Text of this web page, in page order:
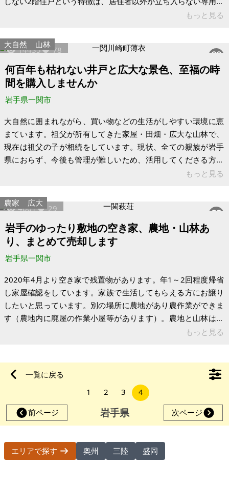
共用階段を創出。住まいと仕事の空間を美しく分けるSOHOや
なアプローチを演出します。 玄関を開ければ、そこはあなたの
創造性が花開くアトリエです。最も印象的なのは、26.8帖の広
大なLDKを照らすトップライトの存在。南東角住戸の3面採光に
加え、天窓から降り注ぐ自然光が、空間全体に穏やかな光と風
を届けます。お子様の
もっと見る
14435 78
大自然 山林
何百年も枯れない井戸と広大な景色、至福の時
間を購入しませんか
岩手県一関市
大自然に囲まれながら、買い物などの生活がしやすい環境に恵
まています。祖父が所有してきた家屋・田畑・広大な山林で、
現在は祖父の子が相続をしています。現状、全ての親族が岩手
県におらず、今後も管理が難しいため、活用してくださる方に
年7月に終え、山林判定で地目が変更予定です。2025年の春頃
には、行政からの正式書面が発行され、その後に非農地申請を
出せる状況となっています。もしも、畑を希望する方は、ゆく
ゆくその部分を復活させるとよいと思います。ただ、地目変更
が可能なほどに畑は、何年も手
もっと見る
4661 29
農家 広大
岩手のゆったり敷地の空き家、農地・山林あ
り、まとめて売却します
岩手県一関市
2020年4月より空き家で残置物があります。年1～2回程度帰省
し家屋確認をしています。家族で生活してもらえる方にお譲り
したいと思っています。別の場所に農地があり農作業ができま
す（農地内に廃屋の作業小屋等があります）。農地と山林は点
で、床、配管工事に費用がかかると思われます。現状は雑草や
木々が伸び放題でだいぶ伐採等必要です。 【物件概要】※古屋
付土地 場所：岩手県一関市萩荘 土地：宅地（874㎡） 農地
（1,300㎡・
もっと見る
一覧に戻る
1
2 3
4
前ページ
岩手県 次ページ
エリアで探す 奥州 三陸 盛岡